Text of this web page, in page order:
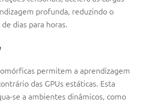
profunda, reduzindo o
dias para horas.
permitem a aprendizagem
das GPUs estáticas. Esta
se a ambientes dinâmicos, como